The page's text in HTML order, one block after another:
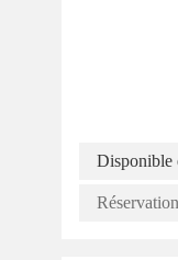
Disponible